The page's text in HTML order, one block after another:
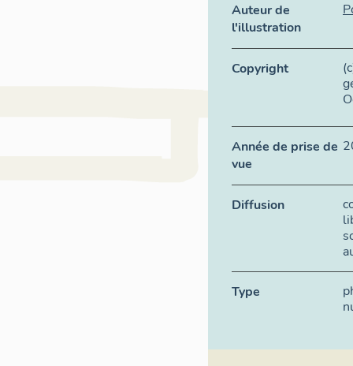
Auteur de
l'illustration
Copyright
Année de prise de
vue
Diffusion
Type